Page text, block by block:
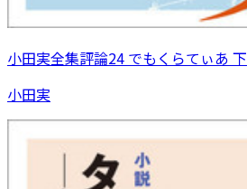
小田実全集評論24 でもくらてぃあ 下
小田実